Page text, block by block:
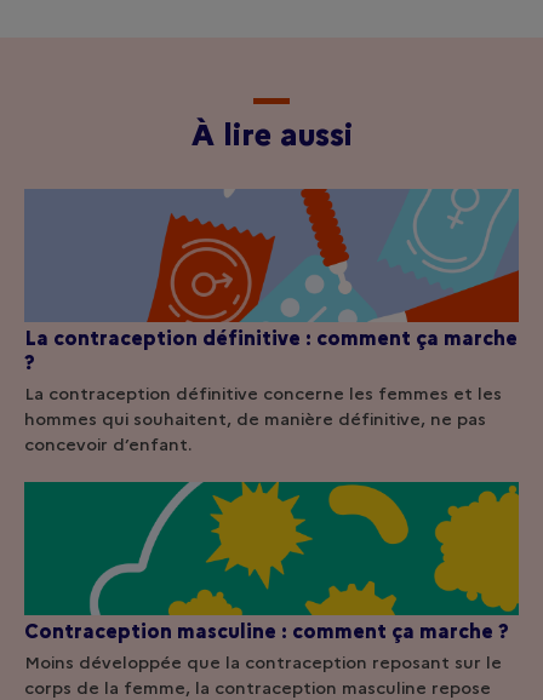
À lire aussi
La contraception définitive : comment ça marche
?
La contraception définitive concerne les femmes et les
hommes qui souhaitent, de manière définitive, ne pas
concevoir d’enfant.
Contraception masculine : comment ça marche ?
Moins développée que la contraception reposant sur le
corps de la femme, la contraception masculine repose